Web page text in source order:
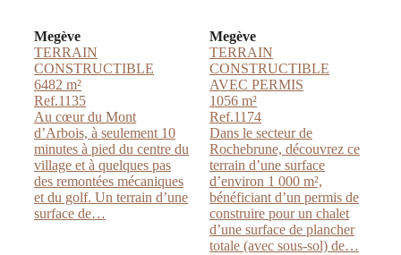
Megève
TERRAIN
CONSTRUCTIBLE
6482 m²
Ref.1135
Au cœur du Mont
d’Arbois, à seulement 10
minutes à pied du centre du
village et à quelques pas
des remontées mécaniques
et du golf. Un terrain d’une
surface de…
Megève
TERRAIN
CONSTRUCTIBLE
AVEC PERMIS
1056 m²
Ref.1174
Dans le secteur de
Rochebrune, découvrez ce
terrain d’une surface
d’environ 1 000 m²,
bénéficiant d’un permis de
construire pour un chalet
d’une surface de plancher
totale (avec sous-sol) de…